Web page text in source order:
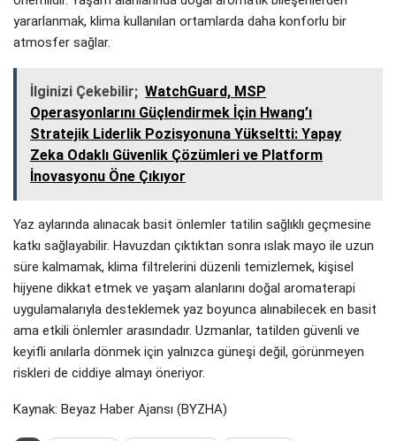
yararlanmak, klima kullanılan ortamlarda daha konforlu bir
atmosfer sağlar.
İlginizi Çekebilir; WatchGuard, MSP
Operasyonlarını Güçlendirmek İçin Hwang’ı
Stratejik Liderlik Pozisyonuna Yükseltti: Yapay
Zeka Odaklı Güvenlik Çözümleri ve Platform
İnovasyonu Öne Çıkıyor
Yaz aylarında alınacak basit önlemler tatilin sağlıklı geçmesine
katkı sağlayabilir. Havuzdan çıktıktan sonra ıslak mayo ile uzun
süre kalmamak, klima filtrelerini düzenli temizlemek, kişisel
hijyene dikkat etmek ve yaşam alanlarını doğal aromaterapi
uygulamalarıyla desteklemek yaz boyunca alınabilecek en basit
ama etkili önlemler arasındadır. Uzmanlar, tatilden güvenli ve
keyifli anılarla dönmek için yalnızca güneşi değil, görünmeyen
riskleri de ciddiye almayı öneriyor.
Kaynak: Beyaz Haber Ajansı (BYZHA)